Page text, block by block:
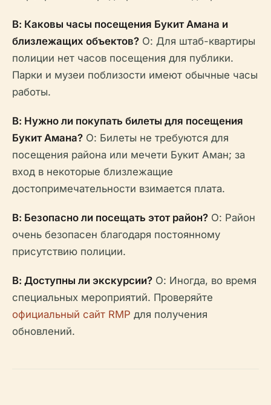
В: Каковы часы посещения Букит Амана и
близлежащих объектов? О: Для штаб-квартиры
полиции нет часов посещения для публики.
Парки и музеи поблизости имеют обычные часы
работы.
В: Нужно ли покупать билеты для посещения
Букит Амана? О: Билеты не требуются для
посещения района или мечети Букит Аман; за
вход в некоторые близлежащие
достопримечательности взимается плата.
В: Безопасно ли посещать этот район? О: Район
очень безопасен благодаря постоянному
присутствию полиции.
В: Доступны ли экскурсии? О: Иногда, во время
специальных мероприятий. Проверяйте
официальный сайт RMP для получения
обновлений.